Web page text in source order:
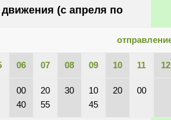
(с апреля по
06 07 08 09 10 11 12
00
40
20
55
30
10
45
20 00